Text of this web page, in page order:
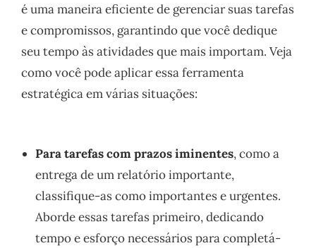
é uma maneira eficiente de gerenciar suas tarefas
e compromissos, garantindo que você dedique
seu tempo às atividades que mais importam. Veja
como você pode aplicar essa ferramenta
estratégica em várias situações:
Para tarefas com prazos iminentes, como a
entrega de um relatório importante,
classifique-as como importantes e urgentes.
Aborde essas tarefas primeiro, dedicando
tempo e esforço necessários para completá-